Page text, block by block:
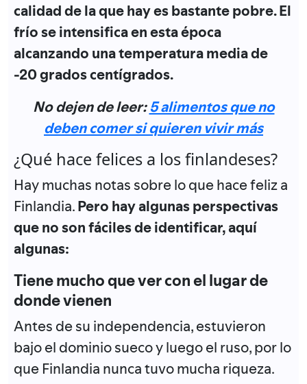
calidad de la que hay es bastante pobre. El
frío se intensifica en esta época
alcanzando una temperatura media de
-20 grados centígrados.
No dejen de leer:5 alimentos que no
deben comer si quieren vivir más
¿Qué hace felices a los finlandeses?
Hay muchas notas sobre lo que hace feliz a
Finlandia.Pero hay algunas perspectivas
que no son fáciles de identificar, aquí
algunas:
Tiene mucho que ver con el lugar de
donde vienen
Antes de su independencia, estuvieron
bajo el dominio sueco y luego el ruso, por lo
que Finlandia nunca tuvo mucha riqueza.